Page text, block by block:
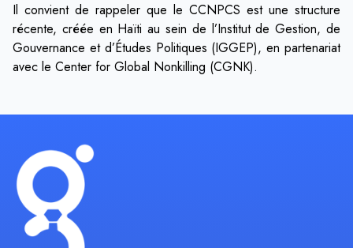
Il convient de rappeler que le CCNPCS est une structure
récente, créée en Haïti au sein de l’Institut de Gestion, de
Gouvernance et d’Études Politiques (IGGEP), en partenariat
avec le Center for Global Nonkilling (CGNK).